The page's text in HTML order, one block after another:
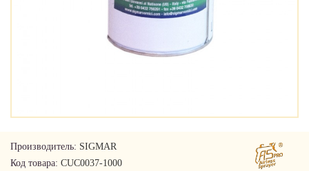
Производитель: SIGMAR
Код товара: CUC0037-1000